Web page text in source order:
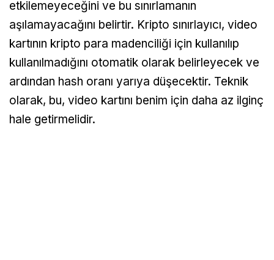
etkilemeyeceğini ve bu sınırlamanın
aşılamayacağını belirtir. Kripto sınırlayıcı, video
kartının kripto para madenciliği için kullanılıp
kullanılmadığını otomatik olarak belirleyecek ve
ardından hash oranı yarıya düşecektir. Teknik
olarak, bu, video kartını benim için daha az ilginç
hale getirmelidir.